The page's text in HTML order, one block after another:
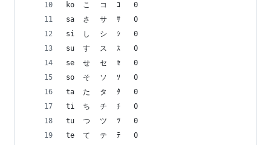
ko	こ	コ	ｺ	0
sa	さ	サ	ｻ	0
si	し	シ	ｼ	0
su	す	ス	ｽ	0
se	せ	セ	ｾ	0
so	そ	ソ	ｿ	0
ta	た	タ	ﾀ	0
ti	ち	チ	ﾁ	0
tu	つ	ツ	ﾂ	0
te	て	テ	ﾃ	0